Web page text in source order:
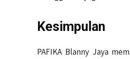
Kesimpulan
PAFIKA Blanny Jaya